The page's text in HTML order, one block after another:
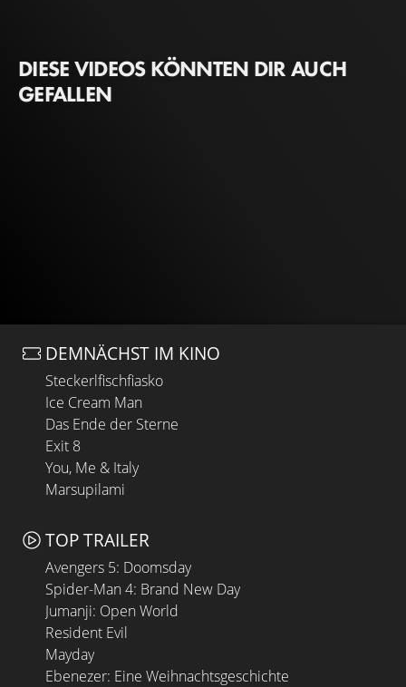
DIESE VIDEOS KÖNNTEN DIR AUCH
GEFALLEN
DEMNÄCHST IM KINO
Steckerlfischfiasko
Ice Cream Man
Das Ende der Sterne
Exit 8
You, Me & Italy
Marsupilami
TOP TRAILER
Avengers 5: Doomsday
Spider-Man 4: Brand New Day
Jumanji: Open World
Resident Evil
Mayday
Ebenezer: Eine Weihnachtsgeschichte